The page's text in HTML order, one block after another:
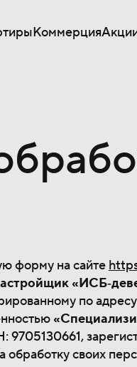
Коммерция
форму на сайте
по
своих